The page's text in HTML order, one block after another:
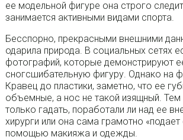
ее модельной фигуре она строго
занимается активными видами спорта.
Бесспорно, прекрасными внешними
одарила природа. В социальных сетях
фотографий, которые демонстрируют
сногсшибательную фигуру. Однако на
Кравец до пластики, заметно, что ее
объемные, а нос не такой изящный.
только гадать, поработали ли над ее
хирурги или она сама грамотно «подает
помощью макияжа и одежды.